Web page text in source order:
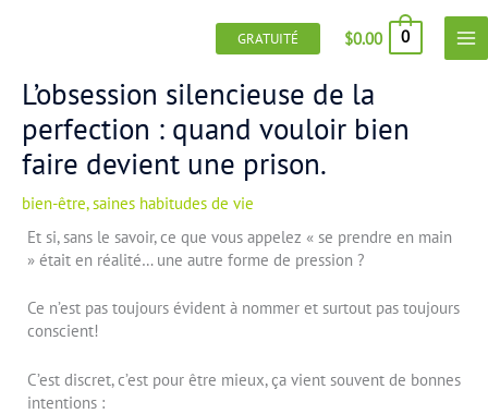
GRATUITÉ $0.00 0
L’obsession silencieuse de la
perfection : quand vouloir bien
faire devient une prison.
bien-être,saines habitudes de vie
Et si, sans le savoir, ce que vous appelez « se prendre en main
» était en réalité… une autre forme de pression ?
Ce n’est pas toujours évident à nommer et surtout pas toujours
conscient!
C’est discret, c’est pour être mieux, ça vient souvent de bonnes
intentions :